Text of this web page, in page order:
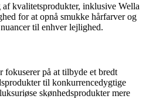
kvalitetsprodukter, inklusive Wella
for at opnå smukke hårfarver og
til enhver lejlighed.
fokuserer på at tilbyde et bredt
til konkurrencedygtige
skønhedsprodukter mere